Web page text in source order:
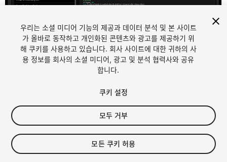
1/32
FREE
16viewsin the past week
우리는 소셜 미디어 기능의 제공과 데이터 분석 및 본 사이트
가 올바로 동작하고 개인화된 콘텐츠와 광고를 제공하기 위
해 쿠키를 사용하고 있습니다. 회사 사이트에 대한 귀하의 사
용 정보를 회사의 소셜 미디어, 광고 및 분석 협력사와 공유
합니다.
쿠키 설정
모두 거부
모든 쿠키 허용